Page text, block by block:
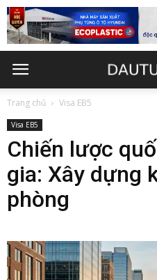
Trang chủ Visa EB5
Visa EB5
Chiến lược
gia: Xây dựng
phòng